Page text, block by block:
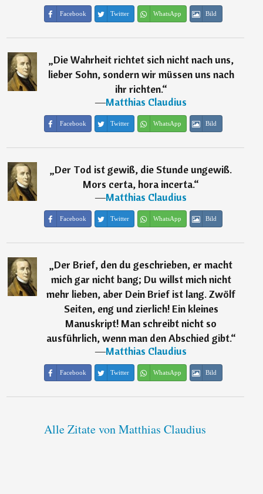
Facebook Twitter WhatsApp Bild
„Die Wahrheit richtet sich nicht nach uns,
lieber Sohn, sondern wir müssen uns nach
ihr richten.“
―Matthias Claudius
Facebook Twitter WhatsApp Bild
„Der Tod ist gewiß, die Stunde ungewiß.
Mors certa, hora incerta.“
―Matthias Claudius
Facebook Twitter WhatsApp Bild
„Der Brief, den du geschrieben, er macht
mich gar nicht bang; Du willst mich nicht
mehr lieben, aber Dein Brief ist lang. Zwölf
Seiten, eng und zierlich! Ein kleines
Manuskript! Man schreibt nicht so
ausführlich, wenn man den Abschied gibt.“
―Matthias Claudius
Facebook Twitter WhatsApp Bild
Alle Zitate von Matthias Claudius